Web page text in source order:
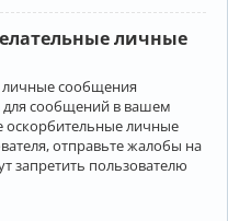
личные
личные сообщения
для сообщений в вашем
оскорбительные личные
отправьте жалобы на
запретить пользователю